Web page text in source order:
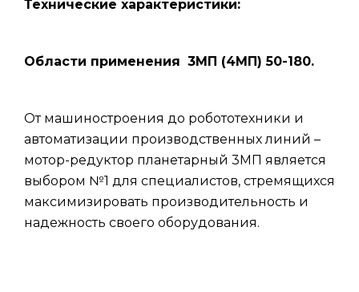
Технические характеристики:
Области применения 3МП (4МП) 50-180.
От машиностроения до робототехники и
автоматизации производственных линий –
мотор-редуктор планетарный 3МП является
выбором №1 для специалистов, стремящихся
максимизировать производительность и
надежность своего оборудования.